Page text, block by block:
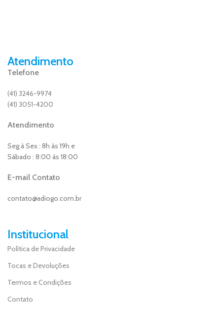
Atendimento
Telefone
(41) 3246-9974
(41) 3051-4200
Atendimento
Seg à Sex : 8h às 19h e
Sábado : 8:00 ás 18:00
E-mail Contato
contato@adiogo.com.br
Institucional
Política de Privacidade
Tocas e Devoluções
Termos e Condições
Contato